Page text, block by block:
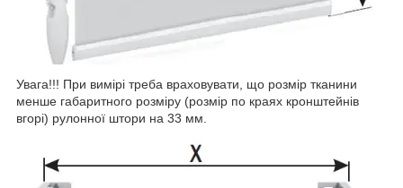
Увага!!! При вимірі треба враховувати, що розмір тканини
менше габаритного розміру (розмір по краях кронштейнів
вгорі) рулонної штори на 33 мм.